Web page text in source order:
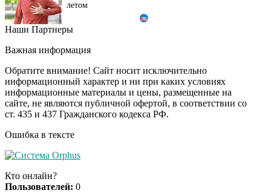
летом
Ролик длится пару
шоке от увиденного
i
Ролик из Омска: вы
будете смеяться долго
Королева вагона
Наши Партнеры
Важная информация
Обратите внимание! Сайт носит исключительно
информационный характер и ни при каких условиях
информационные материалы и цены, размещенные на
сайте, не являются публичной офертой, в соответствии со
ст. 435 и 437 Гражданского кодекса РФ.
Ошибка в тексте
Кто онлайн?
Пользователей: 0